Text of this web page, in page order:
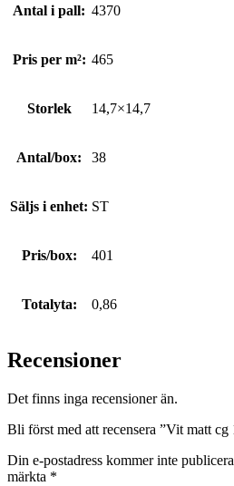
Antal i pall: 4370
Pris per m²: 465
Storlek 14,7×14,7
Antal/box: 38
Säljs i enhet: ST
Pris/box: 401
Totalyta: 0,86
Recensioner
Det finns inga recensioner än.
Bli först med att recensera ”Vit matt
Din e-postadress kommer inte
märkta *